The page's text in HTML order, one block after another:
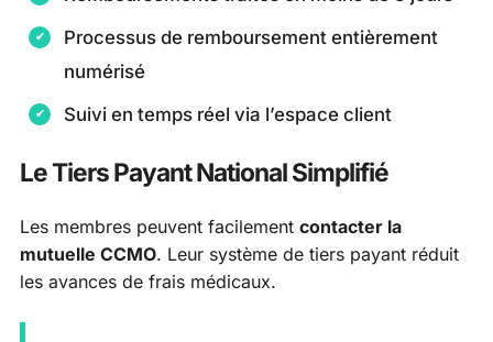
Processus de remboursement entièrement
numérisé
Suivi en temps réel via l’espace client
Le Tiers Payant National Simplifié
Les membres peuvent facilement contacter la
mutuelle CCMO. Leur système de tiers payant réduit
les avances de frais médicaux.